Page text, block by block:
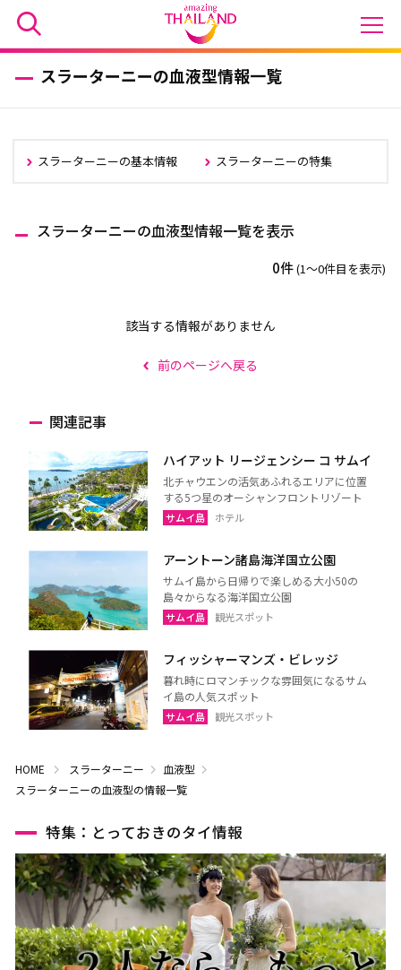
スラーターニーの血液型情報一覧
スラーターニーの基本情報 スラーターニーの特集
スラーターニーの血液型情報一覧を表示
0件(1〜0件目を表示)
該当する情報がありません
前のページへ戻る
関連記事
ハイアット リージェンシー コ サムイ
北チャウエンの活気あふれるエリアに位置
する5つ星のオーシャンフロントリゾート
サムイ島 ホテル
アーントーン諸島海洋国立公園
サムイ島から日帰りで楽しめる大小50の
島々からなる海洋国立公園
サムイ島 観光スポット
フィッシャーマンズ・ビレッジ
暮れ時にロマンチックな雰囲気になるサム
イ島の人気スポット
サムイ島 観光スポット
HOME スラーターニー
血液型
スラーターニーの血液型の情報一覧
特集：とっておきのタイ情報